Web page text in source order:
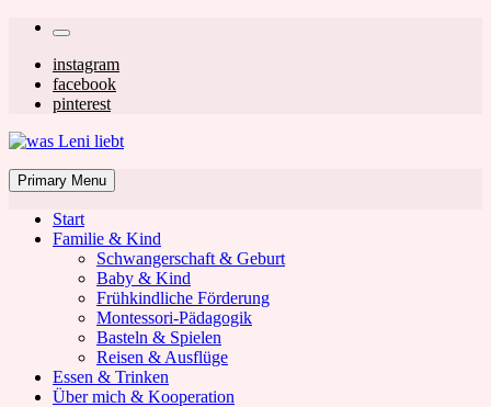
Skip
content
Secondary
left
navigation
Secondary
right
navigation
instagram
facebook
pinterest
was Leni liebt
Mom & Lifestyle Blog
Primary Menu
Start
Familie & Kind
Schwangerschaft & Geburt
Baby & Kind
Frühkindliche Förderung
Montessori-Pädagogik
Basteln & Spielen
Reisen & Ausflüge
Essen & Trinken
Über mich & Kooperation